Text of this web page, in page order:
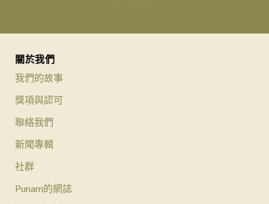
關於我們
我們的故事
獎項與認可
聯絡我們
新聞專輯
社群
Punam的網誌